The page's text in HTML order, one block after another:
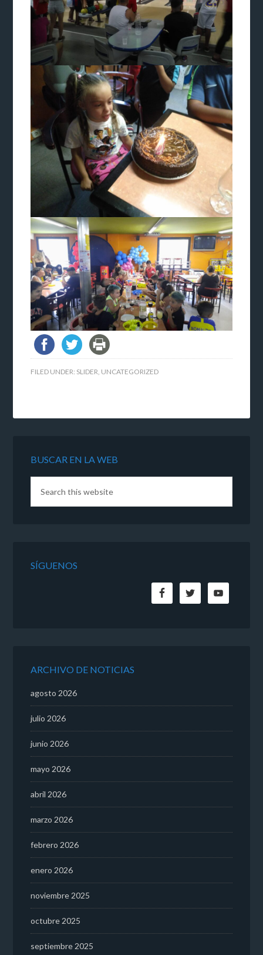
FILED UNDER: SLIDER UNCATEGORIZED
BUSCAR EN LA WEB
SÍGUENOS
ARCHIVO DE NOTICIAS
agosto 2026
julio 2026
junio 2026
mayo 2026
abril 2026
marzo 2026
febrero 2026
enero 2026
noviembre 2025
octubre 2025
septiembre 2025